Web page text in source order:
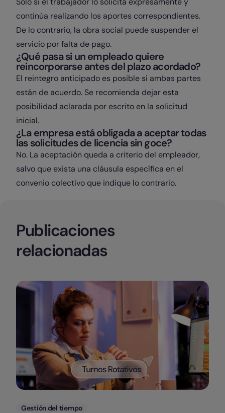
continúa realizando los aportes correspondientes.
De lo contrario, la obra social puede suspender el
servicio por falta de pago.
¿Qué pasa si un empleado quiere
reincorporarse antes del plazo acordado?
El reintegro anticipado es posible si ambas partes
están de acuerdo. Se recomienda dejar esta
posibilidad aclarada por escrito en la solicitud
inicial.
¿La empresa está obligada a aceptar todas
las solicitudes de licencia sin goce?
No. La aceptación queda a criterio del empleador,
salvo que exista una cláusula específica en el
convenio colectivo que indique lo contrario.
Publicaciones
relacionadas
Categorias
Gestión del tiempo